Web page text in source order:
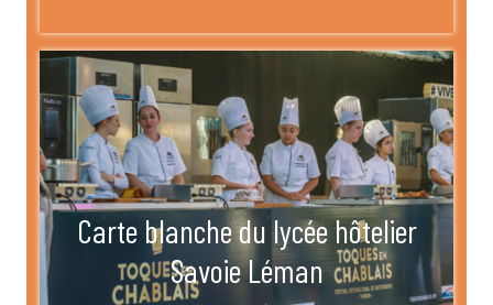
Carte blanche du lycée hôtelier
Savoie Léman